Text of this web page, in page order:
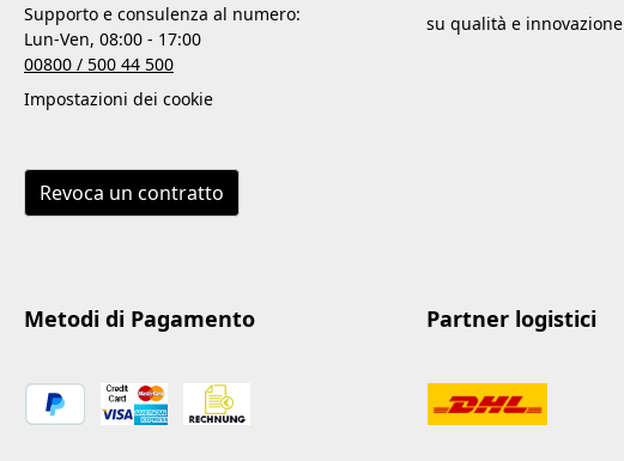
Supporto e consulenza al numero:
Lun-Ven, 08:00 - 17:00
00800 / 500 44 500
Impostazioni dei cookie
Revoca un contratto
su qualità e innovazione
Metodi di Pagamento Partner logistici